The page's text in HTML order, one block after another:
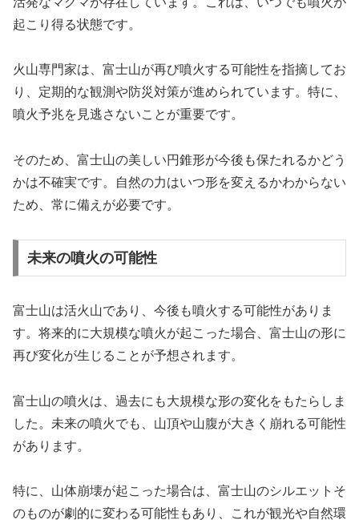
起こり得る状態です。
火山専門家は、富士山が再び噴火する可能性を指摘してお
り、定期的な観測や防災対策が進められています。特に、
噴火予兆を見逃さないことが重要です。
そのため、富士山の美しい円錐形が今後も保たれるかどう
かは不確実です。自然の力はいつ形を変えるかわからない
ため、常に備えが必要です。
未来の噴火の可能性
富士山は活火山であり、今後も噴火する可能性がありま
す。将来的に大規模な噴火が起こった場合、富士山の形に
再び変化が生じることが予想されます。
富士山の噴火は、過去にも大規模な形の変化をもたらしま
した。未来の噴火でも、山頂や山腹が大きく崩れる可能性
があります。
特に、山体崩壊が起こった場合は、富士山のシルエットそ
のものが劇的に変わる可能性もあり、これが観光や自然環